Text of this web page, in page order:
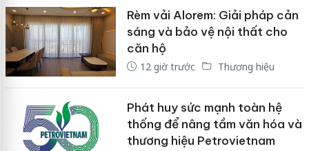
Rèm vải Alorem: Giải pháp cản
sáng và bảo vệ nội thất cho
căn hộ
12 giờ trước Thương hiệu
Phát huy sức mạnh toàn hệ
thống để nâng tầm văn hóa và
thương hiệu Petrovietnam